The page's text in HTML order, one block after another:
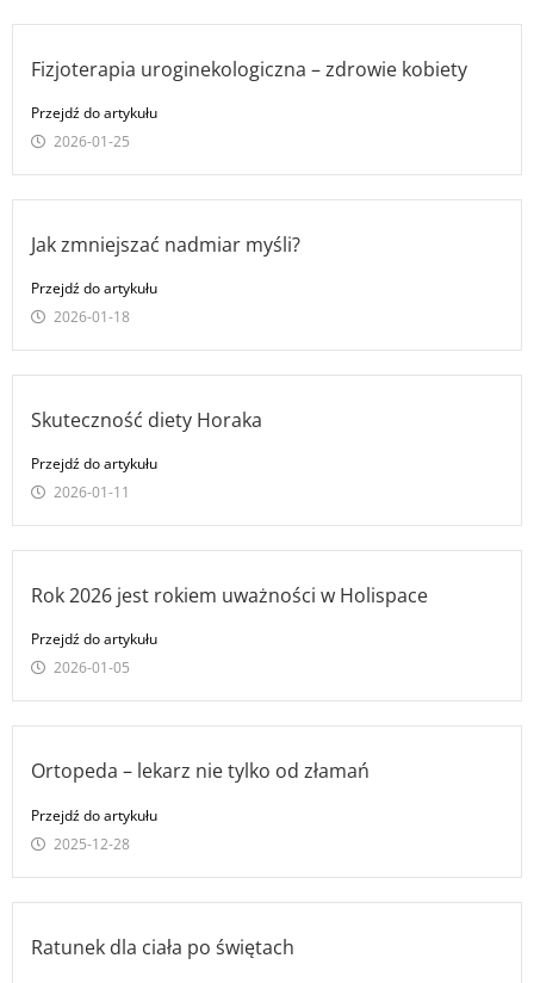
Fizjoterapia uroginekologiczna – zdrowie kobiety
Przejdź do artykułu
2026-01-25
Jak zmniejszać nadmiar myśli?
Przejdź do artykułu
2026-01-18
Skuteczność diety Horaka
Przejdź do artykułu
2026-01-11
Rok 2026 jest rokiem uważności w Holispace
Przejdź do artykułu
2026-01-05
Ortopeda – lekarz nie tylko od złamań
Przejdź do artykułu
2025-12-28
Ratunek dla ciała po świętach